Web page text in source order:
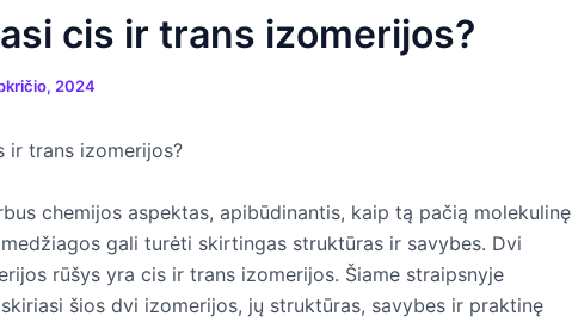
cis ir trans izomerijos?
2024
ir trans izomerijos?
chemijos aspektas, apibūdinantis, kaip tą pačią molekulinę
gali turėti skirtingas struktūras ir savybes. Dvi
rūšys yra cis ir trans izomerijos. Šiame straipsnyje
šios dvi izomerijos, jų struktūras, savybes ir praktinę